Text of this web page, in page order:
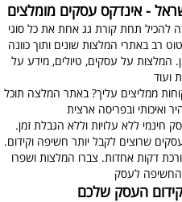
- אינדקס עסקים מומלצים
תחת קורת גג אחת את כל סוגי
רב באתרי המלצות שונים ותוך כוונה
המלצות על עסקים, טיולים, מידע על
ועוד
ממליצים עליך? באתר המלצה תוכל
ואיכותי ובפריסה ארצית
חינמי ללא עלויות וללא הגבלת זמן.
שרוצים לקבל יותר חשיפה וקידום.
דקות אחדות. צברו המלצות ושפרו
לעסק
העסק שלכם